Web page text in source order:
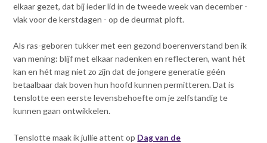
elkaar gezet, dat bij ieder lid in de tweede week van december -
vlak voor de kerstdagen - op de deurmat ploft.
Als ras-geboren tukker met een gezond boerenverstand ben ik
van mening: blijf met elkaar nadenken en reflecteren, want hét
kan en hét mag niet zo zijn dat de jongere generatie géén
betaalbaar dak boven hun hoofd kunnen permitteren. Dat is
tenslotte een eerste levensbehoefte om je zelfstandig te
kunnen gaan ontwikkelen.
Tenslotte maak ik jullie attent op Dag van de